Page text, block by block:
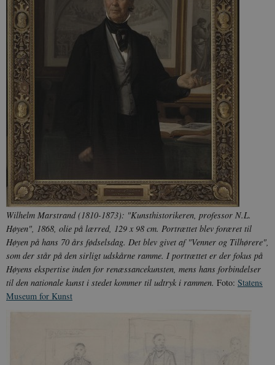
Wilhelm Marstrand (1810-1873): "Kunsthistorikeren, professor N.L.
Høyen", 1868, olie på lærred, 129 x 98 cm. Portrættet blev foræret til
Høyen på hans 70 års fødselsdag. Det blev givet af "Venner og Tilhørere",
som der står på den sirligt udskårne ramme. I portrættet er der fokus på
Høyens ekspertise inden for renæssancekunsten, mens hans forbindelser
til den nationale kunst i stedet kommer til udtryk i rammen. Foto: Statens
Museum for Kunst